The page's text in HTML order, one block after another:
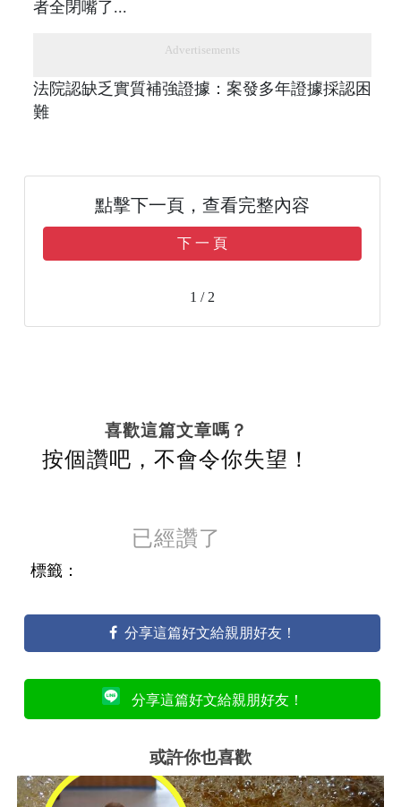
Advertisements
法院認缺乏實質補強證據：案發多年證據採認困
難
點擊下一頁，查看完整內容
下 一 頁
1 / 2
喜歡這篇文章嗎？
按個讚吧，不會令你失望！
已經讚了
標籤：
分享這篇好文給親朋好友！
分享這篇好文給親朋好友！
或許你也喜歡